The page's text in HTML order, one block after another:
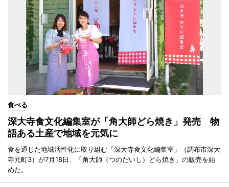
食べる
深大寺食文化編集室が「角大師どら焼き」発売 物
語ある土産で地域を元気に
食を通じた地域活性化に取り組む「深大寺食文化編集室」（調布市深大
寺元町3）が7月18日、「角大師（つのだいし）どら焼き」の販売を始
めた。